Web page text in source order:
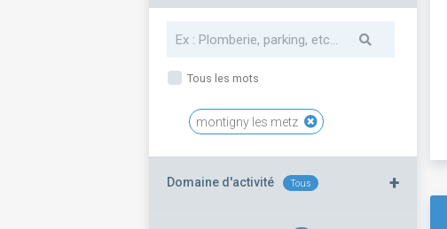
Tous les mots
montigny les metz
Domaine d'activité Tous +